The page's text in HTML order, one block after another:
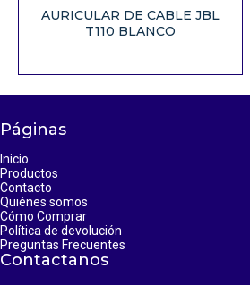
AURICULAR DE CABLE JBL
T110 BLANCO
Páginas
Inicio
Productos
Contacto
Quiénes somos
Cómo Comprar
Política de devolución
Preguntas Frecuentes
Contactanos